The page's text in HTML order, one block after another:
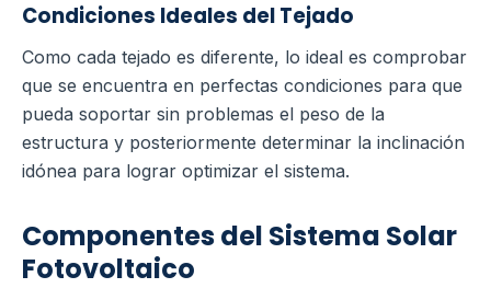
Condiciones Ideales del Tejado
Como cada tejado es diferente, lo ideal es comprobar
que se encuentra en perfectas condiciones para que
pueda soportar sin problemas el peso de la
estructura y posteriormente determinar la inclinación
idónea para lograr optimizar el sistema.
Componentes del Sistema Solar
Fotovoltaico